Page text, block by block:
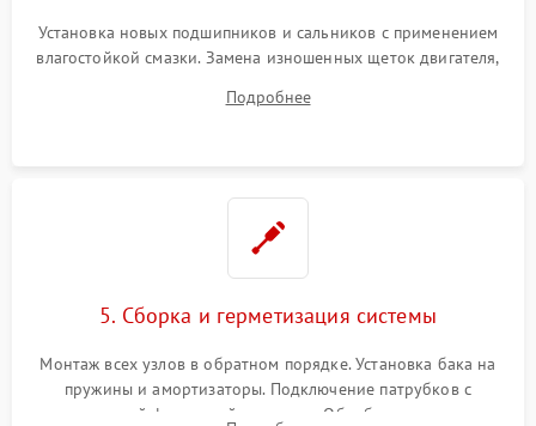
Установка новых подшипников и сальников с применением
влагостойкой смазки. Замена изношенных щеток двигателя,
или поврежденной резиновой манжеты.
Подробнее
5. Сборка и герметизация системы
Монтаж всех узлов в обратном порядке. Установка бака на
пружины и амортизаторы. Подключение патрубков с
надежной фиксацией хомутами. Обработка стыков